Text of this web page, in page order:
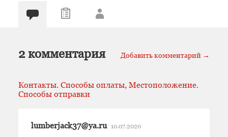
2 комментария Добавить комментарий →
Контакты. Способы оплаты, Местоположение.
Способы отправки
lumberjack37@ya.ru 10.07.2020